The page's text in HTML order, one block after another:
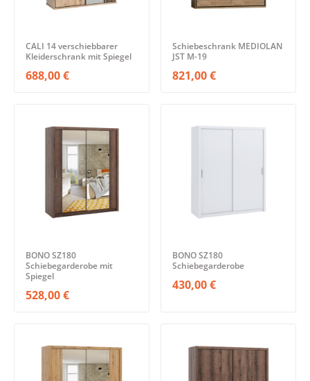
CALI 14 verschiebbarer
Kleiderschrank mit Spiegel
688,00 €
Schiebeschrank MEDIOLAN
JST M-19
821,00 €
BONO SZ180
Schiebegarderobe mit
Spiegel
528,00 €
BONO SZ180
Schiebegarderobe
430,00 €